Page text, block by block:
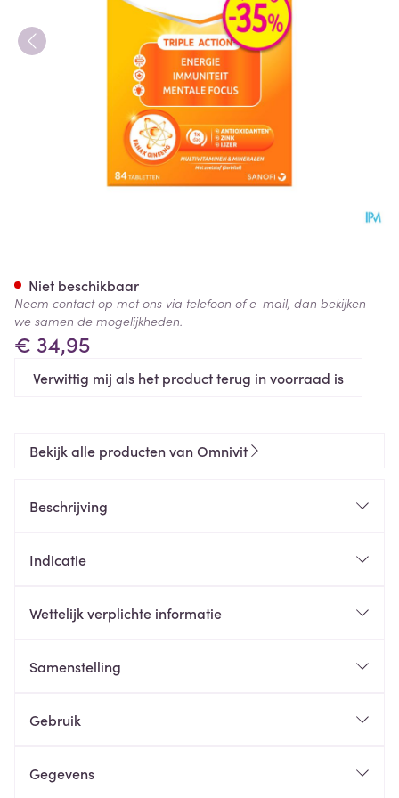
€ 34,95
Verwittig mij als het product terug in voorraad is
Niet beschikbaar
Neem contact op met ons via telefoon of e-mail, dan bekijken
we samen de mogelijkheden.
Bekijk alle producten van Omnivit
Beschrijving
Indicatie
Wettelijk verplichte informatie
Samenstelling
Gebruik
Gegevens